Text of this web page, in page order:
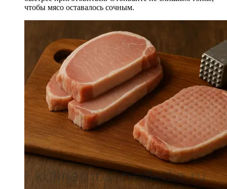
чтобы мясо оставалось сочным.